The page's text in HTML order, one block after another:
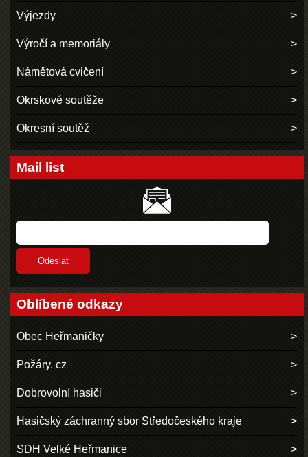
Výjezdy
Výročí a memoriály
Námětová cvičení
Okrskové soutěže
Okresní soutěž
Mail list
Oblíbené odkazy
Obec Heřmaničky
Požáry. cz
Dobrovolní hasiči
Hasičský záchranný sbor Středočeského kraje
SDH Velké Heřmanice